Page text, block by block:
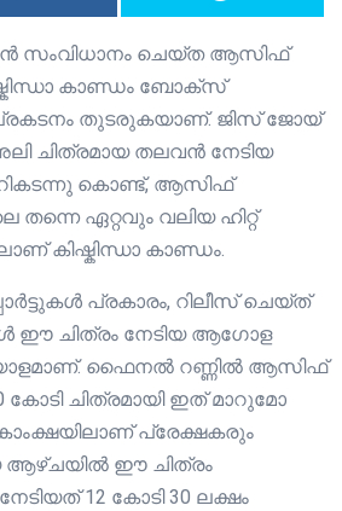
സംവിധാനം ചെയ്ത ആസിഫ്
കാണ്ഡം ബോക്സ്
പ്രകടനം തുടരുകയാണ്. ജിസ് ജോയ്
ചിത്രമായ തലവൻ നേടിയ
കൊണ്ട്, ആസിഫ്
തന്നെ ഏറ്റവും വലിയ ഹിറ്റ്
കിഷ്കിന്ധാ കാണ്ഡം.
പ്രകാരം, റിലീസ് ചെയ്ത്
ഈ ചിത്രം നേടിയ ആഗോള
ഫൈനൽ റണ്ണിൽ ആസിഫ്
ചിത്രമായി ഇത് മാറുമോ
പ്രേക്ഷകരും
ഈ ചിത്രം
12 കോടി 30 ലക്ഷം